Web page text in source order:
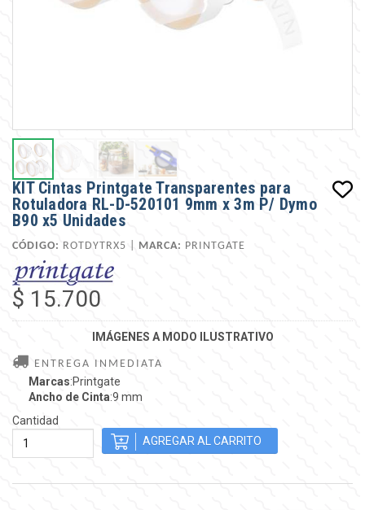
KIT Cintas Printgate Transparentes para
Rotuladora RL-D-520101 9mm x 3m P/ Dymo
B90 x5 Unidades
CÓDIGO: ROTDYTRX5 | MARCA: PRINTGATE
$ 15.700
IMÁGENES A MODO ILUSTRATIVO
ENTREGA INMEDIATA
Marcas:Printgate
Ancho de Cinta:9 mm
Cantidad